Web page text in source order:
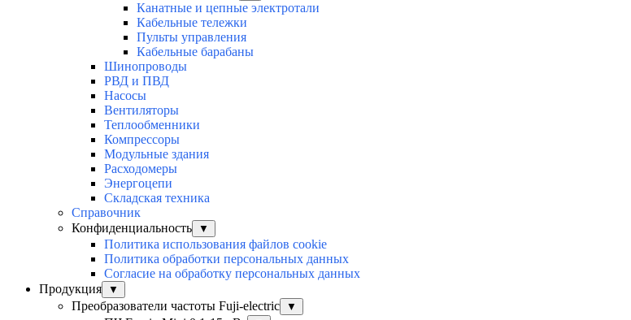
Канатные и цепные электротали
Кабельные тележки
Пульты управления
Кабельные барабаны
Шинопроводы
РВД и ПВД
Насосы
Вентиляторы
Теплообменники
Компрессоры
Модульные здания
Расходомеры
Энергоцепи
Складская техника
Справочник
Конфиденциальность
▼
Политика использования файлов cookie
Политика обработки персональных данных
Согласие на обработку персональных данных
Продукция
▼
Преобразователи частоты Fuji-electric ▼